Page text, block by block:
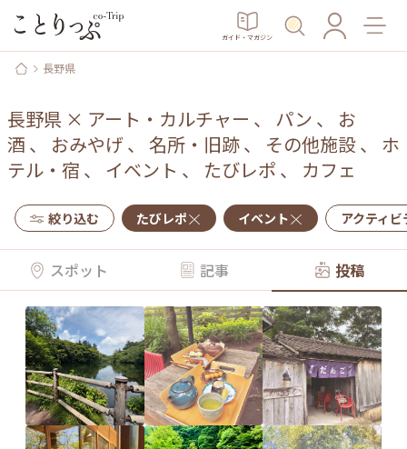
ガイド・マガジン
長野県
長野県 × アート・カルチャー 、 パン 、 お
酒 、 おみやげ 、 名所・旧跡、 その他施設、 ホ
テル・宿 、 イベント 、 たびレポ 、 カフェ
絞り込む たびレポ イベント アクティ
スポット 記事 投稿